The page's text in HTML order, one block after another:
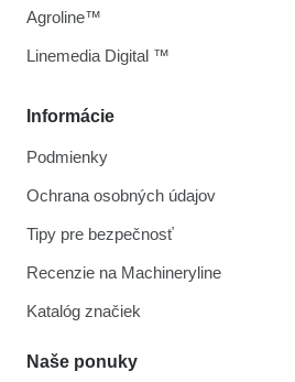
Informácie
Podmienky
Ochrana osobných údajov
Tipy pre bezpečnosť
Recenzie na Machineryline
Katalóg značiek
Naše ponuky
Agroline™
Linemedia Digital ™